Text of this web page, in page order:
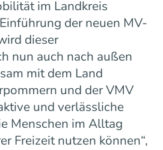
im Landkreis
der neuen MV-
dieser
nun auch nach außen
mit dem Land
und der VMV
und verlässliche
Menschen im Alltag
Freizeit nutzen können“,